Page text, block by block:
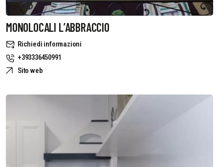
MONOLOCALI L’ABBRACCIO
Richiedi informazioni
+393336450991
Sito web